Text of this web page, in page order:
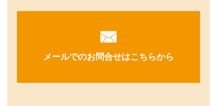
メールでのお問合せはこちらから